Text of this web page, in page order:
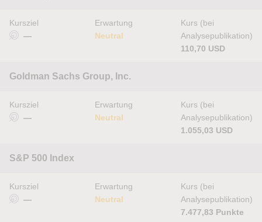
Kursziel
—
Erwartung
Neutral
Kurs (bei
Analysepublikation)
110,70 USD
Goldman Sachs Group, Inc.
Kursziel
—
Erwartung
Neutral
Kurs (bei
Analysepublikation)
1.055,03 USD
S&P 500 Index
Kursziel
—
Erwartung
Neutral
Kurs (bei
Analysepublikation)
7.477,83 Punkte